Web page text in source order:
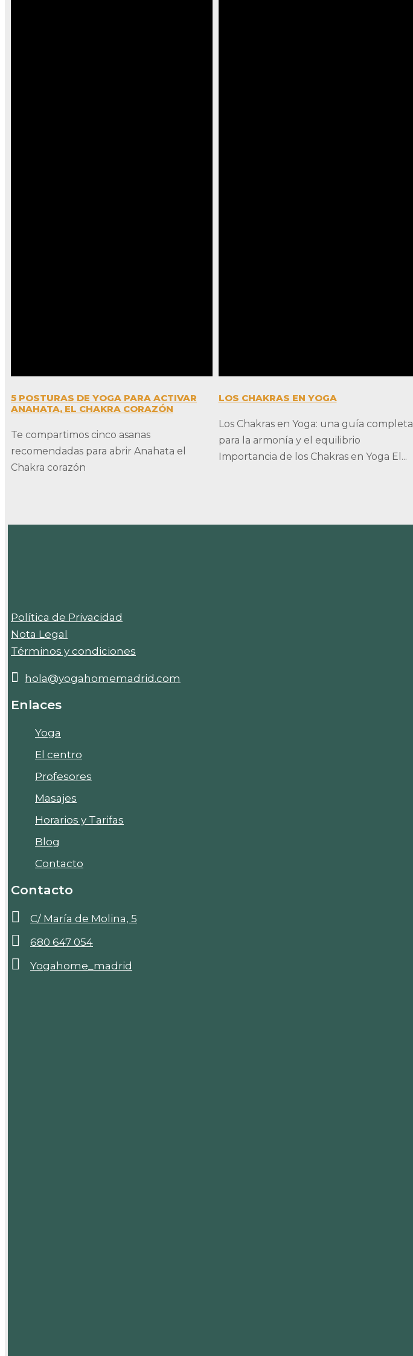
5 POSTURAS DE YOGA PARA ACTIVAR
ANAHATA, EL CHAKRA CORAZÓN
Te compartimos cinco asanas
recomendadas para abrir Anahata el
Chakra corazón
LOS CHAKRAS EN YOGA
Los Chakras en Yoga: una guía completa
para la armonía y el equilibrio
Importancia de los Chakras en Yoga El...
Política de Privacidad
Nota Legal
Términos y condiciones
hola@yogahomemadrid.com
Enlaces
Yoga
El centro
Profesores
Masajes
Horarios y Tarifas
Blog
Contacto
Contacto
C/ María de Molina, 5
680 647 054
Yogahome_madrid